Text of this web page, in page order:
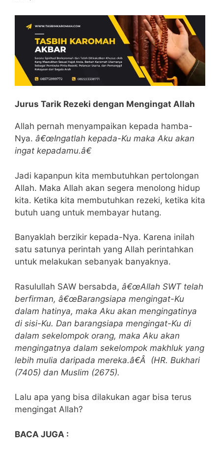
Jurus Tarik Rezeki dengan Mengingat Allah
Allah pernah menyampaikan kepada hamba-
Nya. â€œIngatlah kepada-Ku maka Aku akan
ingat kepadamu.â€
Jadi kapanpun kita membutuhkan pertolongan
Allah. Maka Allah akan segera menolong hidup
kita. Ketika kita membutuhkan rezeki, ketika kita
butuh uang untuk membayar hutang.
Banyaklah berzikir kepada-Nya. Karena inilah
satu satunya perintah yang Allah perintahkan
untuk melakukan sebanyak banyaknya.
Rasulullah SAW bersabda, â€œAllah SWT telah
berfirman, â€œBarangsiapa mengingat-Ku
dalam hatinya, maka Aku akan mengingatinya
di sisi-Ku. Dan barangsiapa mengingat-Ku di
dalam sekelompok orang, maka Aku akan
mengingatnya dalam sekelompok makhluk yang
lebih mulia daripada mereka.â€Â (HR. Bukhari
(7405) dan Muslim (2675).
Lalu apa yang bisa dilakukan agar bisa terus
mengingat Allah?
BACA JUGA :